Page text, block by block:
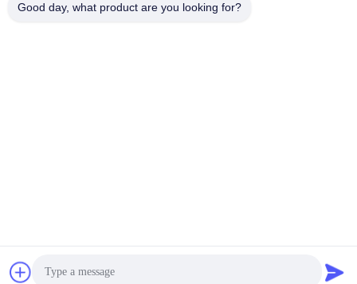
CO.,LTD. . Wszelkie prawa zastrzeżone.
Good day, what product are you looking for?